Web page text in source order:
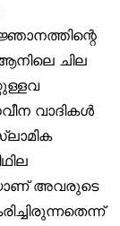
ചില
വാദികള്‍
അവരുടെ